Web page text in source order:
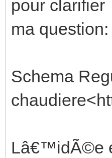
pour clarifier
ma question:
Schema
Lâ€™idÃ©e